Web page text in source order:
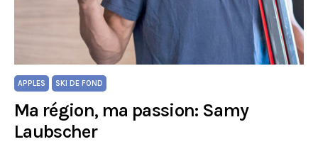
APPLES SKI DE FOND
Ma région, ma passion: Samy
Laubscher